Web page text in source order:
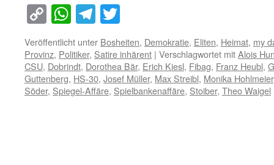
Copy
Link
WhatsApp
Telegram
Veröffentlicht unter Bosheiten, Demokratie, Eliten, Heimat, my
Provinz, Politiker, Satire inhärent | Verschlagwortet mitAlois
CSU, Dobrindt, Dorothea Bär, Erich Kiesl, Fibag, Franz Heubl,
Guttenberg, HS-30, Josef Müller, Max Streibl, Monika Hohlmeier
Söder, Spiegel-Affäre, Spielbankenaffäre, Stoiber, Theo Waigel